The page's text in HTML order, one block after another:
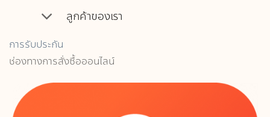
ลูกค้าของเรา
การรับประกัน
ช่องทางการสั่งซื้อออนไลน์